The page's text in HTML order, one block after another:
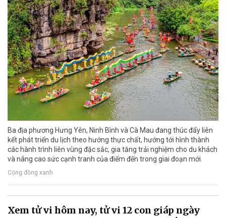
Ba địa phương Hưng Yên, Ninh Bình và Cà Mau đang thúc đẩy liên
kết phát triển du lịch theo hướng thực chất, hướng tới hình thành
các hành trình liên vùng đặc sắc, gia tăng trải nghiệm cho du khách
và nâng cao sức cạnh tranh của điểm đến trong giai đoạn mới.
Cộng đồng xanh
Xem tử vi hôm nay, tử vi 12 con giáp ngày